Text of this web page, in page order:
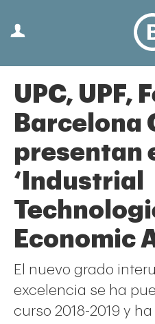
UPC, UPF,
Barcelona
presentan
‘Industrial
Economic
El nuevo grado
excelencia se ha
curso 2018-2019 y